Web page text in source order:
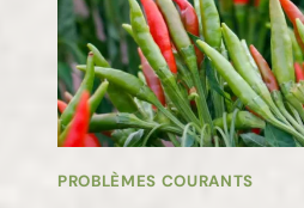
PROBLÈMES COURANTS